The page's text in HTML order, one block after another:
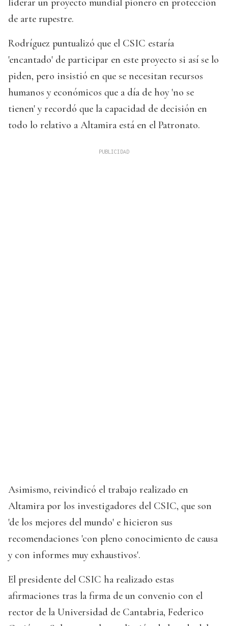
liderar un proyecto mundial pionero en protección
de arte rupestre.
Rodríguez puntualizó que el CSIC estaría
'encantado' de participar en este proyecto si así se lo
piden, pero insistió en que se necesitan recursos
humanos y económicos que a día de hoy 'no se
tienen' y recordó que la capacidad de decisión en
todo lo relativo a Altamira está en el Patronato.
Asimismo, reivindicó el trabajo realizado en
Altamira por los investigadores del CSIC, que son
'de los mejores del mundo' e hicieron sus
recomendaciones 'con pleno conocimiento de causa
y con informes muy exhaustivos'.
El presidente del CSIC ha realizado estas
afirmaciones tras la firma de un convenio con el
rector de la Universidad de Cantabria, Federico